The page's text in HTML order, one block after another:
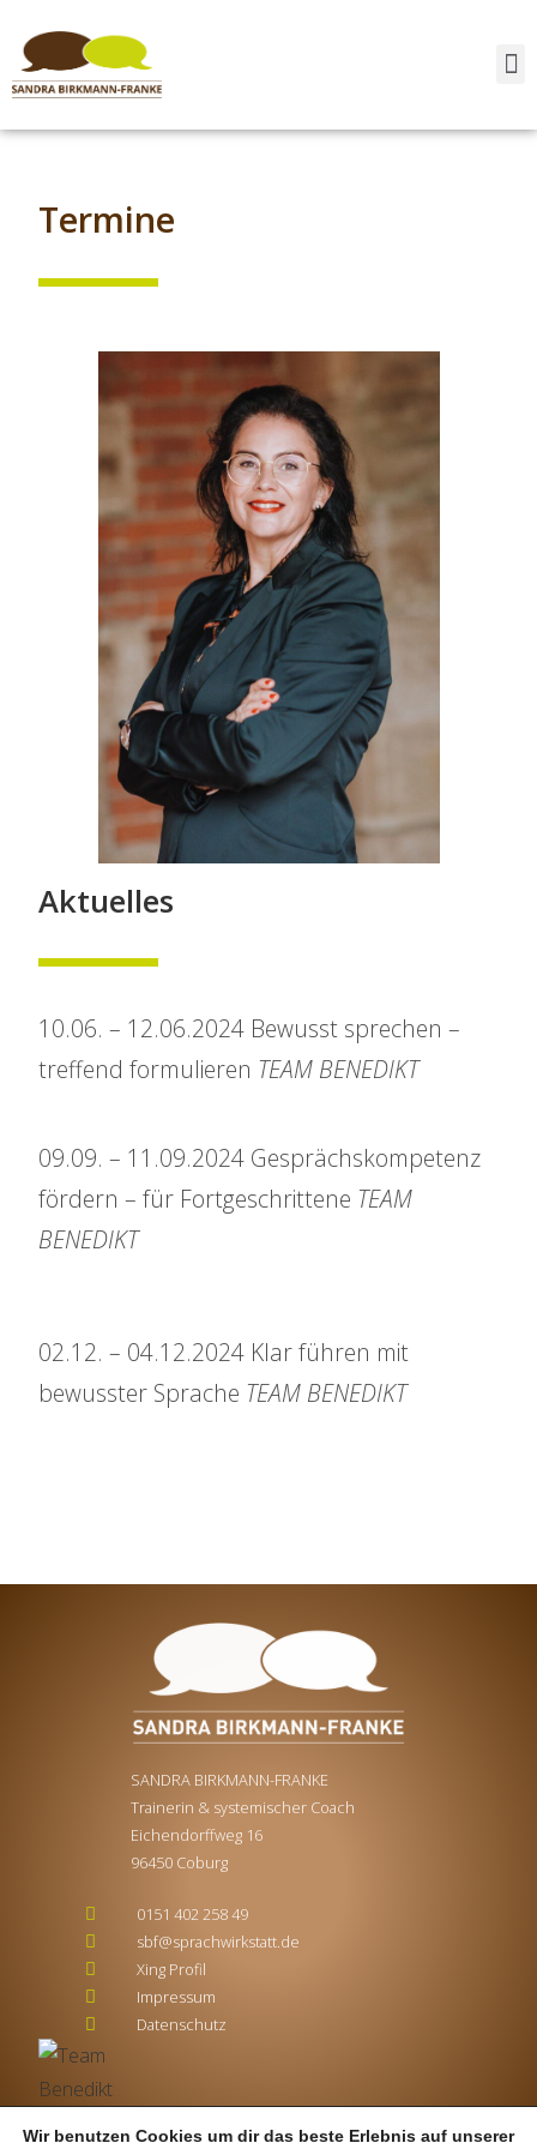
Termine
Aktuelles
10.06. – 12.06.2024 Bewusst sprechen –
treffend formulieren TEAM BENEDIKT
09.09. – 11.09.2024 Gesprächskompetenz
fördern – für Fortgeschrittene TEAM
BENEDIKT
02.12. – 04.12.2024 Klar führen mit
bewusster Sprache TEAM BENEDIKT
SANDRA BIRKMANN-FRANKE
Trainerin & systemischer Coach
Eichendorffweg 16
96450 Coburg
0151 402 258 49
sbf@sprachwirkstatt.de
Xing Profil
Impressum
Datenschutz
Wir benutzen Cookies um dir das beste Erlebnis auf unserer